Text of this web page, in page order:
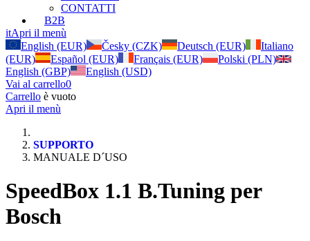
CONTATTI
B2B
itApri il menù
English (EUR)
Česky (CZK) Deutsch (EUR)
Italiano
(EUR)
Español (EUR) Français (EUR)
Polski (PLN)
English (GBP)
English (USD)
Vai al carrello0
Carrello è vuoto
Apri il menù
SUPPORTO
MANUALE D´USO
SpeedBox 1.1 B.Tuning per
Bosch